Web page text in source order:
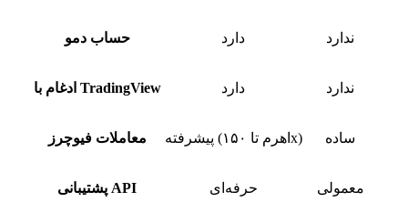
حساب دمو دارد ندارد
ادغام با TradingView دارد ندارد
معاملات فیوچرز پیشرفته (اهرم تا ۱۵۰x) ساده
پشتیبانی API حرفه‌ای معمولی